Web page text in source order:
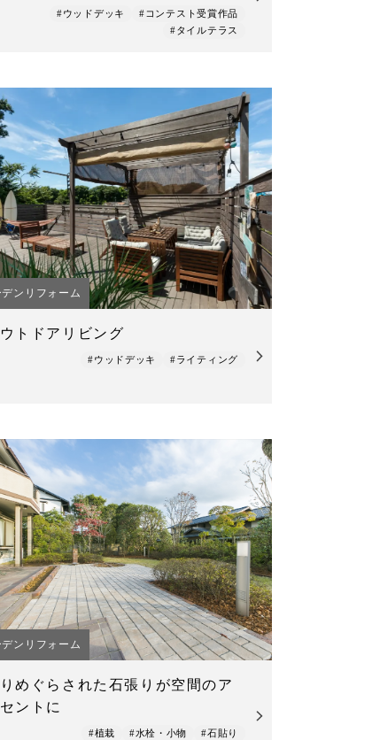
#ウッドデッキ
#コンテスト受賞作品
#タイルテラス
デンリフォーム
トドアリビング
#ウッドデッキ #ライティング
デンリフォーム
めぐらされた石張りが空間のア
ントに
#植栽 #水栓・小物 #石貼り